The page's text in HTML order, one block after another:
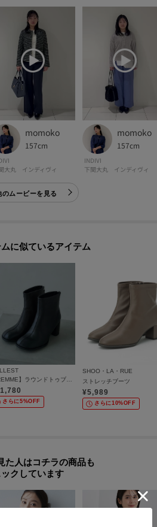
momoko
157cm
大丸 インディヴィ
momoko
157cm
INDIVI
下関大丸 インディヴィ
のムービーを見る
に似ているアイテム
【REMME】ラウンドトゥブーツ
さらに5%OFF
SHOO・LA・RUE
ストレッチブーツ
¥5,989
さらに10%OFF
た人はコチラの商品も
クしています